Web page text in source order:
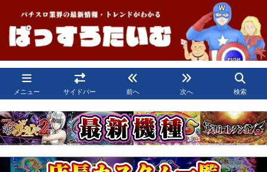
メニュー サイドバー 前へ 次へ 検索